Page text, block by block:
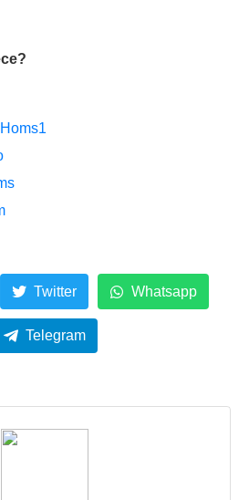
Twitter Whatsapp
Telegram